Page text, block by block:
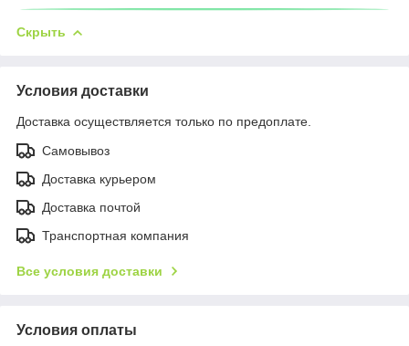
Скрыть
Условия доставки
Доставка осуществляется только по предоплате.
Самовывоз
Доставка курьером
Доставка почтой
Транспортная компания
Все условия доставки
Условия оплаты